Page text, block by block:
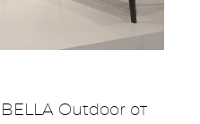
Outdoor от